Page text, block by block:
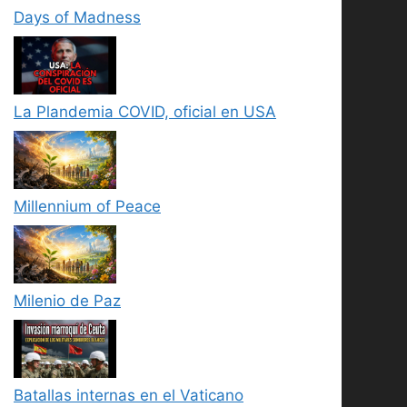
Days of Madness
La Plandemia COVID, oficial en USA
Millennium of Peace
Milenio de Paz
Batallas internas en el Vaticano